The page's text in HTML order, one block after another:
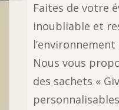
Faites de votre
inoubliable et
l’environnement
Nous vous
des sachets «